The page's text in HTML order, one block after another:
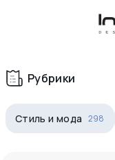
Корзина
В корзине
Рубрики
Стиль и мода 298